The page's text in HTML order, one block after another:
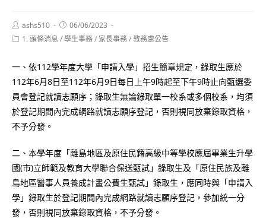
Post
author:
ashs510
Post
published:
06/06/2023
Post1. 頭條消息 /學生事務/ 家長事務/教務處公告
一、依112學年度大學「申請入學」招生簡章規定，錄取生應於
112年6月8日至112年6月9日每日上午9時起至下午9時止向甄選委
員會登記就讀志願序；錄取生無論錄取單一校系或多個校系，均須
於登記期間內完成網路就讀志願序登記，否則視同放棄錄取資格，
不予分發。
二、本學年度「離島地區及原住民籍高級中等學校應屆畢業生升學
國(市)立師範及教育大學聯合保送甄試」錄取生及「原住民族及離
島地區醫事人員養成計畫公費生甄試」錄取生，應同時與「申請入
學」錄取生於登記期間內完成網路就讀志願序登記，參加統一分
發，否則視同放棄錄取資格，不予分發。